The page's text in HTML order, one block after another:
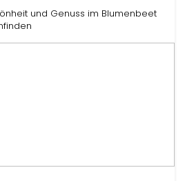
und Genuss im Blumenbeet